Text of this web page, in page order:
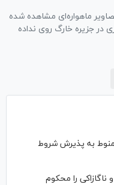
ماهواره‌ای مشاهده شده
جزیره خارگ روی نداده
به پذیرش شروط
را محکوم